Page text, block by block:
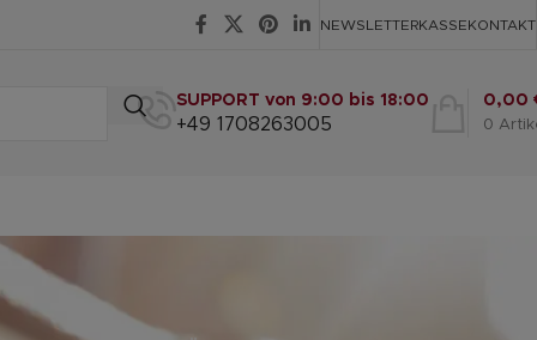
NEWSLETTERKASSEKONTAKT
SUPPORT von 9:00 bis 18:00
+49 1708263005 0
0,00